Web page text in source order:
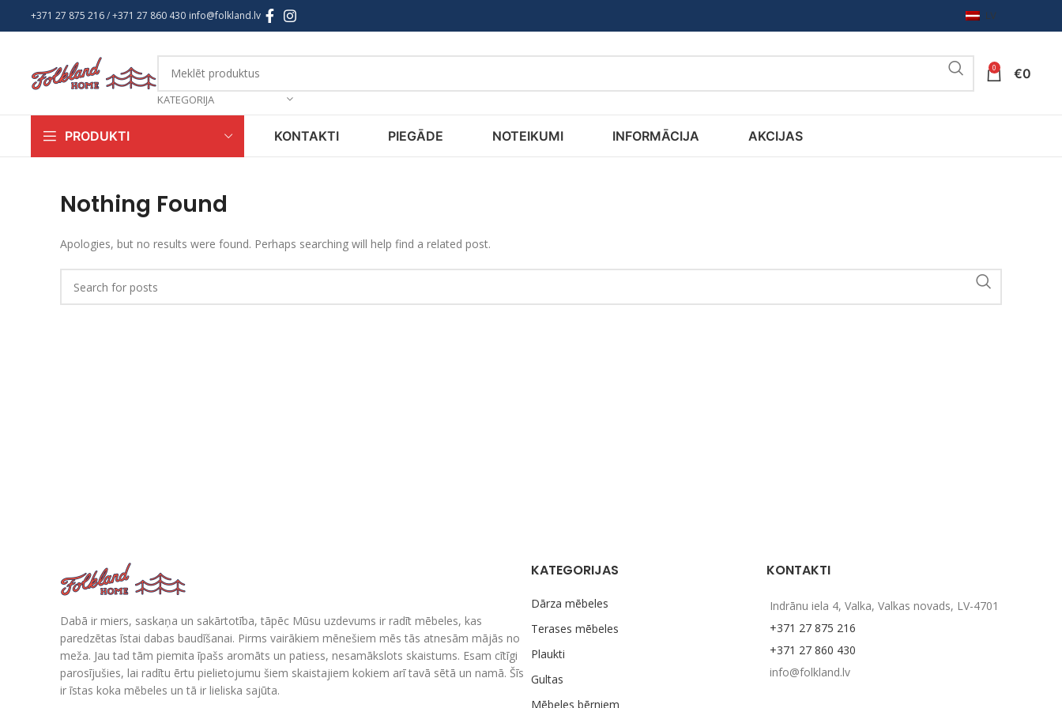
+371 27 875 216/ +371 27 860 430 info@folkland.lv LV
KATEGORIJA
0 €0
PRODUKTI KONTAKTI PIEGĀDE NOTEIKUMI INFORMĀCIJA AKCIJAS
Nothing Found
Apologies, but no results were found. Perhaps searching will help find a related post.
Dabā ir miers, saskaņa un sakārtotība, tāpēc Mūsu uzdevums ir radīt mēbeles, kas
paredzētas īstai dabas baudīšanai. Pirms vairākiem mēnešiem mēs tās atnesām mājās no
meža. Jau tad tām piemita īpašs aromāts un patiess, nesamākslots skaistums. Esam cītīgi
parosījušies, lai radītu ērtu pielietojumu šiem skaistajiem kokiem arī tavā sētā un namā. Šīs
ir īstas koka mēbeles un tā ir lieliska sajūta.
KATEGORIJAS
Dārza mēbeles
Terases mēbeles
Plaukti
Gultas
Mēbeles bērniem
KONTAKTI
Indrānu iela 4, Valka, Valkas novads, LV-4701
+371 27 875 216
+371 27 860 430
info@folkland.lv